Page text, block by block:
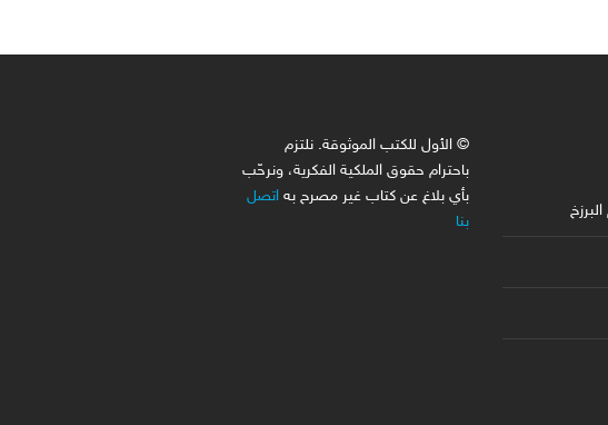
© الأول للكتب الموثوقة. نلتزم
باحترام حقوق الملكية الفكرية، ونرحّب
بأي بلاغ عن كتاب غير مصرح به اتصل
بنا